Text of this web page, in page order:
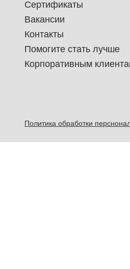
Сертификаты
Вакансии
Контакты
Помогите стать лучше
Корпоративным
Политика обработки